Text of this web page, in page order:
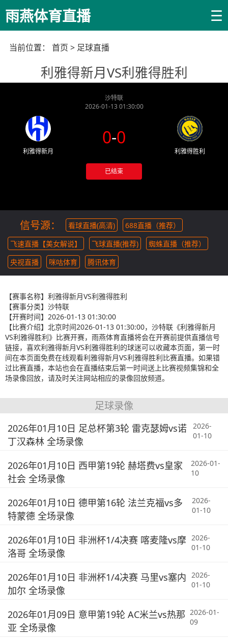
雨燕体育直播 ☰
当前位置： 首页 > 足球直播
利雅得新月VS利雅得胜利
沙特联
2026-01-13 01:30:00
利雅得新月
0-0
已结束
利雅得胜利
信号源： 看球直播(高清)
688直播（推荐）
飞速直播【美女解说】
飞球直播(推荐)
蜘蛛直播（推荐）
央视直播
咪咕体育 腾讯体育
【赛事名称】 利雅得新月VS利雅得胜利
【赛事分类】 沙特联
【开赛时间】 2026-01-13 01:30:00
【比赛介绍】 北京时间2026-01-13 01:30:00，沙特联《利雅得新月
VS利雅得胜利》比赛开赛，雨燕体育直播将会在开赛前提供直播信号
链接，喜欢利雅得新月VS利雅得胜利的球迷可以收藏本页面，第一时
间在本页面免费在线观看利雅得新月VS利雅得胜利比赛直播。如果错
过比赛直播，本站也会在直播结束后第一时间送上比赛视频集锦和全
场录像回放，请及时关注网站相应的录像回放频道。
足球录像
2026年01月10日 足总杯第3轮 雷克瑟姆vs诺
丁汉森林 全场录像
2026-
01-10
2026年01月10日 西甲第19轮 赫塔费vs皇家
社会 全场录像
2026-01-
10
2026年01月10日 德甲第16轮 法兰克福vs多
特蒙德 全场录像
2026-
01-10
2026年01月10日 非洲杯1/4决赛 喀麦隆vs摩
洛哥 全场录像
2026-
01-10
2026年01月10日 非洲杯1/4决赛 马里vs塞内
加尔 全场录像
2026-
01-10
2026年01月09日 意甲第19轮 AC米兰vs热那
亚 全场录像
2026-01-
09